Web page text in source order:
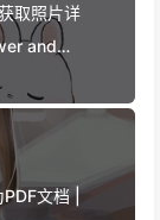
取照片详
and
PDF文档 |